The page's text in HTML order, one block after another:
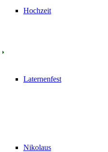
Hochzeit
Laternenfest
Nikolaus